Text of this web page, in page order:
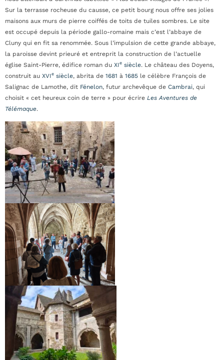
Sur la terrasse rocheuse du causse, ce petit bourg nous offre ses jolies
maisons aux murs de pierre coiffés de toits de tuiles sombres. Le site
est occupé depuis la période gallo-romaine mais c’est l’abbaye de
Cluny qui en fit sa renommée. Sous l’impulsion de cette grande abbaye,
la paroisse devint prieuré et entreprit la construction de l’actuelle
église Saint-Pierre, édifice roman du XIe siècle. Le château des Doyens,
construit au XVIe siècle, abrita de 1681 à 1685 le célèbre François de
Salignac de Lamothe, dit Fénelon, futur archevêque de Cambrai, qui
choisit « cet heureux coin de terre » pour écrire Les Aventures de
Télémaque.